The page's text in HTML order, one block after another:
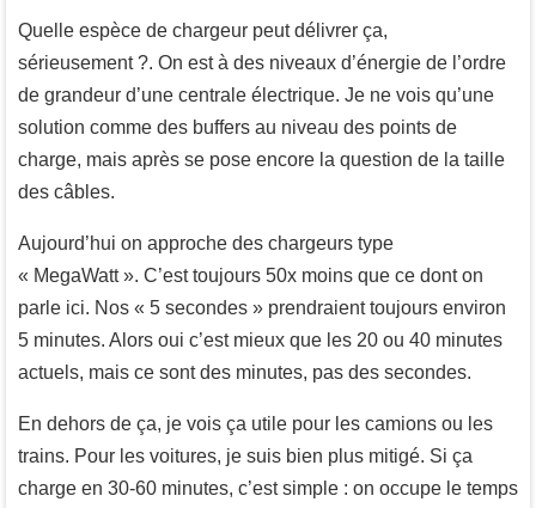
Quelle espèce de chargeur peut délivrer ça,
sérieusement ?. On est à des niveaux d’énergie de l’ordre
de grandeur d’une centrale électrique. Je ne vois qu’une
solution comme des buffers au niveau des points de
charge, mais après se pose encore la question de la taille
des câbles.
Aujourd’hui on approche des chargeurs type
« MegaWatt ». C’est toujours 50x moins que ce dont on
parle ici. Nos « 5 secondes » prendraient toujours environ
5 minutes. Alors oui c’est mieux que les 20 ou 40 minutes
actuels, mais ce sont des minutes, pas des secondes.
En dehors de ça, je vois ça utile pour les camions ou les
trains. Pour les voitures, je suis bien plus mitigé. Si ça
charge en 30-60 minutes, c’est simple : on occupe le temps